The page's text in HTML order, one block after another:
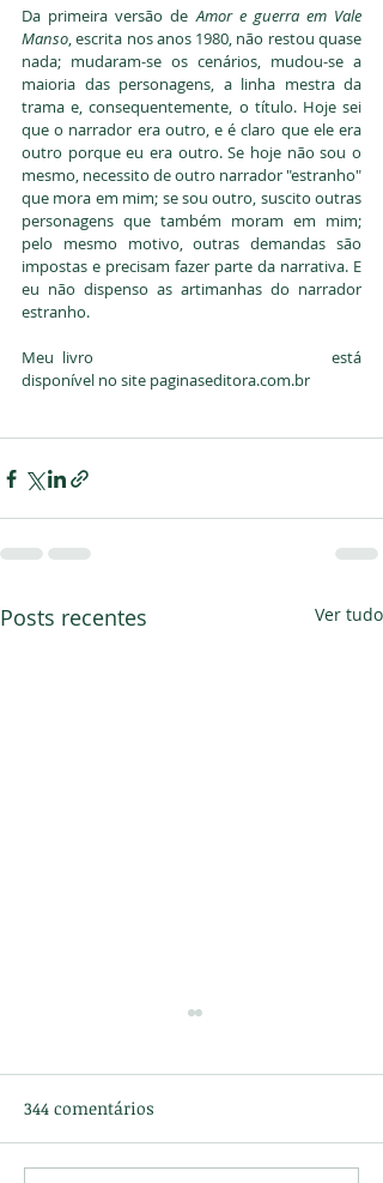
Da primeira versão de Amor e guerra em Vale
Manso, escrita nos anos 1980, não restou quase
nada; mudaram-se os cenários, mudou-se a
maioria das personagens, a linha mestra da
trama e, consequentemente, o título. Hoje sei
que o narrador era outro, e é claro que ele era
outro porque eu era outro. Se hoje não sou o
mesmo, necessito de outro narrador "estranho"
que mora em mim; se sou outro, suscito outras
personagens que também moram em mim;
pelo mesmo motivo, outras demandas são
impostas e precisam fazer parte da narrativa. E
eu não dispenso as artimanhas do narrador
estranho.
Meu livro
está
disponível no site paginaseditora.com.br
Posts recentes Ver tudo
344 comentários